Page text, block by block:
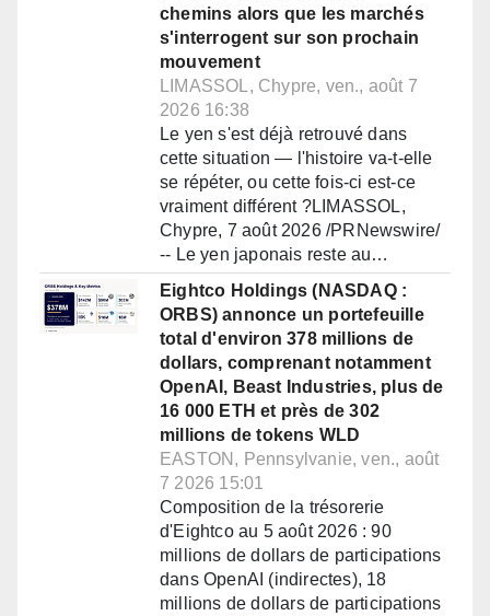
chemins alors que les marchés
s'interrogent sur son prochain
mouvement
LIMASSOL, Chypre, ven., août 7
2026 16:38
Le yen s'est déjà retrouvé dans
cette situation — l'histoire va-t-elle
se répéter, ou cette fois-ci est-ce
vraiment différent ?LIMASSOL,
Chypre, 7 août 2026 /PRNewswire/
-- Le yen japonais reste au…
Eightco Holdings (NASDAQ :
ORBS) annonce un portefeuille
total d'environ 378 millions de
dollars, comprenant notamment
OpenAI, Beast Industries, plus de
16 000 ETH et près de 302
millions de tokens WLD
EASTON, Pennsylvanie, ven., août
7 2026 15:01
Composition de la trésorerie
d'Eightco au 5 août 2026 : 90
millions de dollars de participations
dans OpenAI (indirectes), 18
millions de dollars de participations